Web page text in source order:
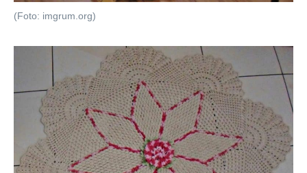
(Foto: imgrum.org)